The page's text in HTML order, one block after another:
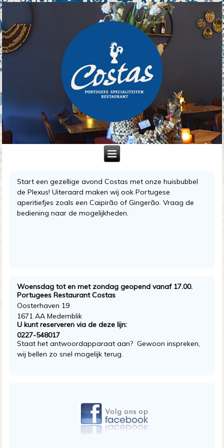
Start een gezellige avond Costas met onze huisbubbel
de Plexus! Uiteraard maken wij ook Portugese
aperitiefjes zoals een Caipirão of Gingerão. Vraag de
bediening naar de mogelijkheden.
Woensdag tot en met zondag geopend vanaf 17.00.
Portugees Restaurant Costas
Oosterhaven 19
1671 AA Medemblik
U kunt reserveren via de deze lijn:
0227-548017
Staat het antwoordapparaat aan? Gewoon inspreken,
wij bellen zo snel mogelijk terug.